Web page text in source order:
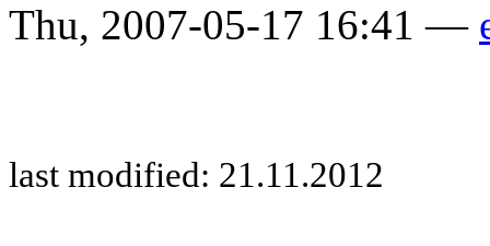
Thu, 2007-05-17 16:41 —
last modified: 21.11.2012